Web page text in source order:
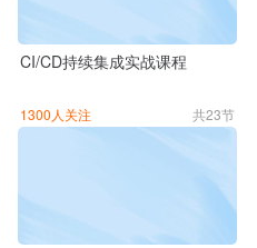
CI/CD持续集成实战课程
1300人关注 共23节